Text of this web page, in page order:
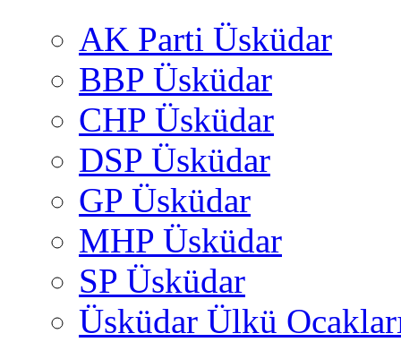
AK Parti Üsküdar
BBP Üsküdar
CHP Üsküdar
DSP Üsküdar
GP Üsküdar
MHP Üsküdar
SP Üsküdar
Üsküdar Ülkü